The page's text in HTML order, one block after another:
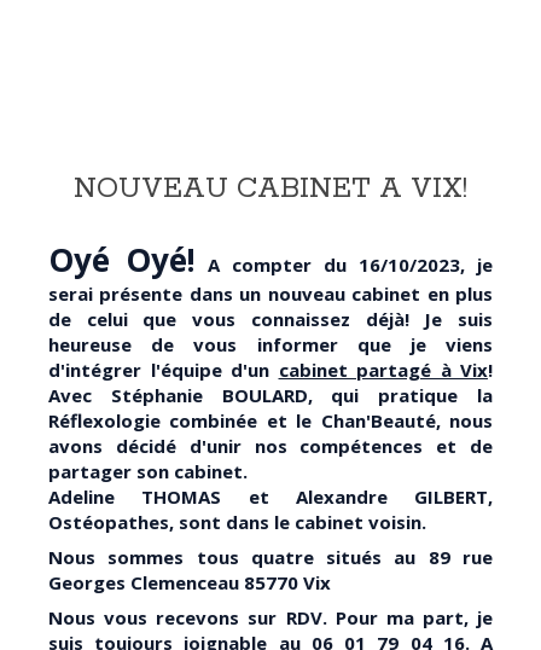
NOUVEAU CABINET A VIX!
Oyé Oyé! A compter du 16/10/2023, je
serai présente dans un nouveau cabinet en plus
de celui que vous connaissez déjà! Je suis
heureuse de vous informer que je viens
d'intégrer l'équipe d'un cabinet partagé à Vix!
Avec Stéphanie BOULARD, qui pratique la
Réflexologie combinée et le Chan'Beauté, nous
avons décidé d'unir nos compétences et de
partager son cabinet.
Adeline THOMAS et Alexandre GILBERT,
Ostéopathes, sont dans le cabinet voisin.
Nous sommes tous quatre situés au 89 rue
Georges Clemenceau 85770 Vix
Nous vous recevons sur RDV. Pour ma part, je
suis toujours joignable au 06 01 79 04 16. A